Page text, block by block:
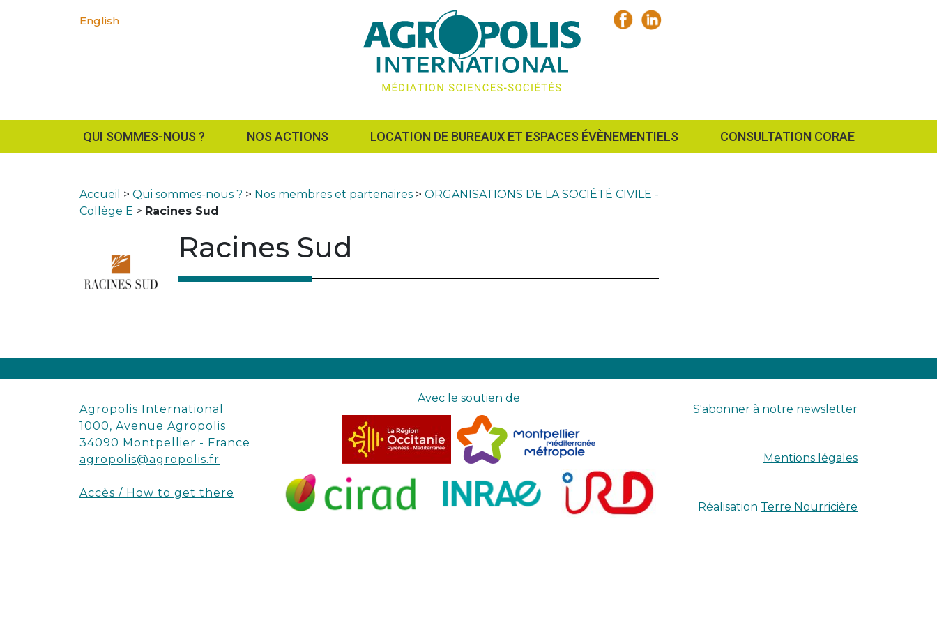
English
QUI SOMMES-NOUS ? NOS ACTIONS LOCATION DE BUREAUX ET ESPACES ÉVÈNEMENTIELS CONSULTATION CORAE
Accueil > Qui sommes-nous ? > Nos membres et partenaires > ORGANISATIONS DE LA SOCIÉTÉ CIVILE -
Collège E > Racines Sud
Racines Sud
Agropolis International
1000, Avenue Agropolis
34090 Montpellier - France
agropolis@agropolis.fr
Accès / How to get there
Avec le soutien de
S'abonner à notre newsletter
Mentions légales
Réalisation Terre Nourricière